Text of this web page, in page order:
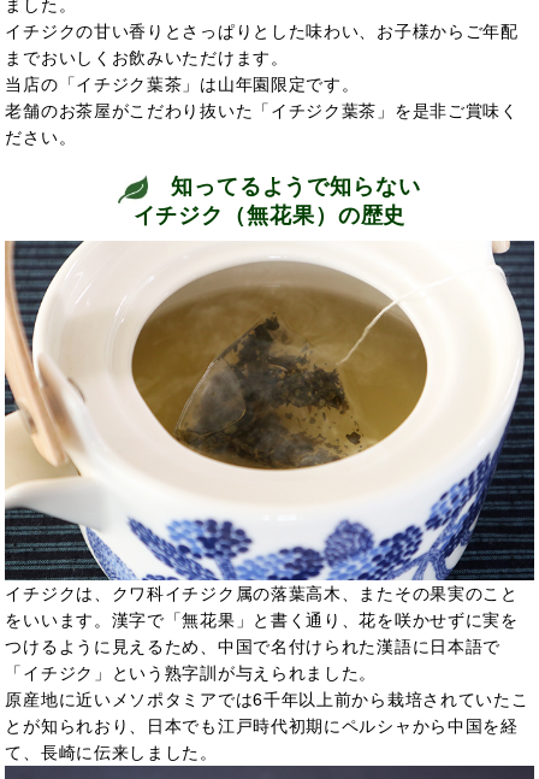
ました。
イチジクの甘い香りとさっぱりとした味わい、お子様からご年配
までおいしくお飲みいただけます。
当店の「イチジク葉茶」は山年園限定です。
老舗のお茶屋がこだわり抜いた「イチジク葉茶」を是非ご賞味く
ださい。
知ってるようで知らない
イチジク（無花果）の歴史
イチジクは、クワ科イチジク属の落葉高木、またその果実のこと
をいいます。漢字で「無花果」と書く通り、花を咲かせずに実を
つけるように見えるため、中国で名付けられた漢語に日本語で
「イチジク」という熟字訓が与えられました。
原産地に近いメソポタミアでは6千年以上前から栽培されていたこ
とが知られおり、日本でも江戸時代初期にペルシャから中国を経
て、長崎に伝来しました。